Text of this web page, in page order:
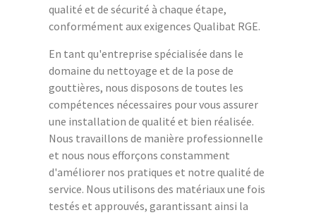
qualité et de sécurité à chaque étape,
conformément aux exigences Qualibat RGE.
En tant qu'entreprise spécialisée dans le
domaine du nettoyage et de la pose de
gouttières, nous disposons de toutes les
compétences nécessaires pour vous assurer
une installation de qualité et bien réalisée.
Nous travaillons de manière professionnelle
et nous nous efforçons constamment
d'améliorer nos pratiques et notre qualité de
service. Nous utilisons des matériaux une fois
testés et approuvés, garantissant ainsi la